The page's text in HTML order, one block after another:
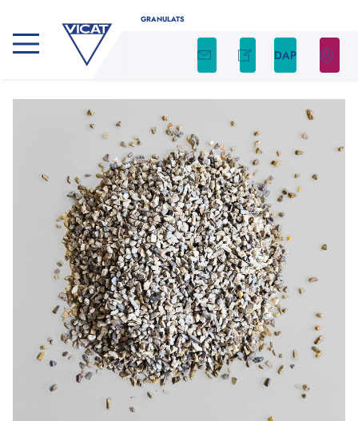
GRANULATS
DAP
CALCULATEUR DE GRANULATS
Déterminez facilement la quantité nécessaire
de granulats pour votre projet en utilisant
notre calculateur
Indiquez le type de produit, ainsi que la forme et
les dimensions de votre chantier. Nous nous
occupons du reste !
Type de produit